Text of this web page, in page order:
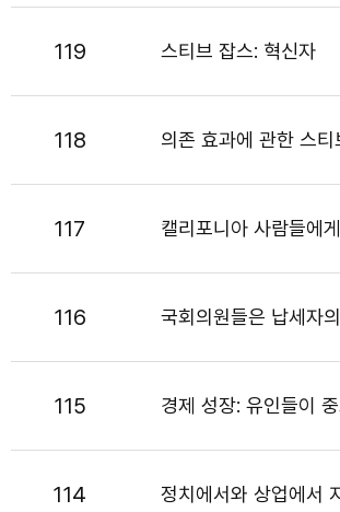
119 스티브 잡스: 혁신자
118 의존 효과에 관한 스
117 캘리포니아 사람들에
116 국회의원들은 납세자
115 경제 성장: 유인들이
114 정치에서와 상업에서